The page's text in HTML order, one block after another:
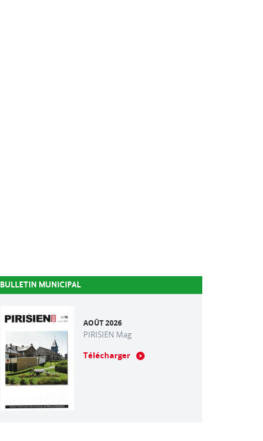
BULLETIN MUNICIPAL
AOÛT 2026
PIRISIEN Mag
Télécharger